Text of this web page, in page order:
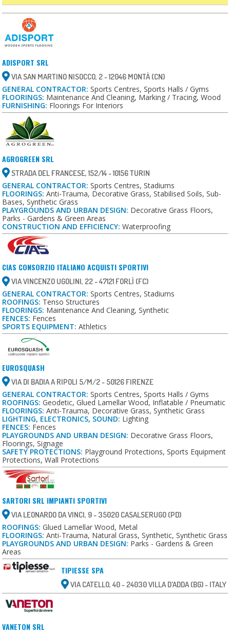
ADISPORT SRL
VIA SAN MARTINO NISOCCO, 2 - 12046 MONTÀ (CN)
GENERAL CONTRACTOR: Sports Centres, Sports Halls / Gyms
FLOORINGS: Maintenance And Cleaning, Marking / Tracing, Wood
FURNISHING: Floorings For Interiors
AGROGREEN SRL
STRADA DEL FRANCESE, 152/14 - 10156 TURIN
GENERAL CONTRACTOR: Sports Centres, Stadiums
FLOORINGS: Anti-Trauma, Decorative Grass, Stabilised Soils, Sub-
Bases, Synthetic Grass
PLAYGROUNDS AND URBAN DESIGN: Decorative Grass Floors,
Parks - Gardens & Green Areas
CONSTRUCTION AND EFFICIENCY: Waterproofing
CIAS CONSORZIO ITALIANO ACQUISTI SPORTIVI
VIA VINCENZO UGOLINI, 22 - 47121 FORLÌ (FC)
GENERAL CONTRACTOR: Sports Centres, Stadiums
ROOFINGS: Tenso Structures
FLOORINGS: Maintenance And Cleaning, Synthetic
FENCES: Fences
SPORTS EQUIPMENT: Athletics
EUROSQUASH
VIA DI BADIA A RIPOLI 5/M/2 - 50126 FIRENZE
GENERAL CONTRACTOR: Sports Centres, Sports Halls / Gyms
ROOFINGS: Geodetic, Glued Lamellar Wood, Inflatable / Pneumatic
FLOORINGS: Anti-Trauma, Decorative Grass, Synthetic Grass
LIGHTING, ELECTRONICS, SOUND: Lighting
FENCES: Fences
PLAYGROUNDS AND URBAN DESIGN: Decorative Grass Floors,
Floorings, Signage
SAFETY PROTECTIONS: Playground Protections, Sports Equipment
Protections, Wall Protections
SARTORI SRL IMPIANTI SPORTIVI
VIA LEONARDO DA VINCI, 9 - 35020 CASALSERUGO (PD)
ROOFINGS: Glued Lamellar Wood, Metal
FLOORINGS: Anti-Trauma, Natural Grass, Synthetic, Synthetic Grass
PLAYGROUNDS AND URBAN DESIGN: Parks - Gardens & Green
Areas
TIPIESSE SPA
VIA CATELLO, 40 - 24030 VILLA D'ADDA (BG) - ITALY
VANETON SRL